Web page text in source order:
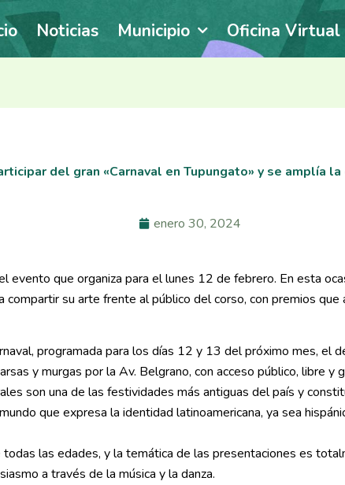
Noticias Municipio Oficina Virtual
del gran «Carnaval en Tupungato» y se amplía la
enero 30, 2024
evento que organiza para el lunes 12 de febrero. En esta
su arte frente al público del corso, con premios que
programada para los días 12 y 13 del próximo mes, el
y murgas por la Av. Belgrano, con acceso público, libre y
son una de las festividades más antiguas del país y
que expresa la identidad latinoamericana, ya sea
las edades, y la temática de las presentaciones es
a través de la música y la danza.